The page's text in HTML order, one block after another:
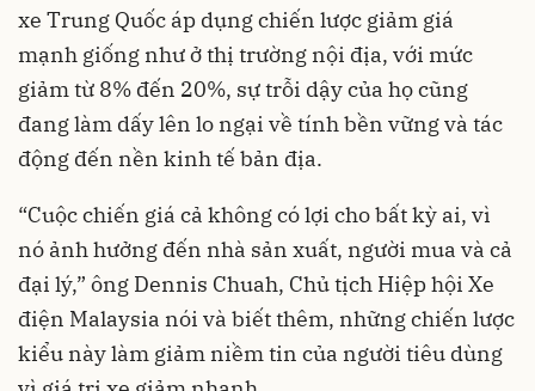
xe Trung Quốc áp dụng chiến lược giảm giá
mạnh giống như ở thị trường nội địa, với mức
giảm từ 8% đến 20%, sự trỗi dậy của họ cũng
đang làm dấy lên lo ngại về tính bền vững và tác
động đến nền kinh tế bản địa.
“Cuộc chiến giá cả không có lợi cho bất kỳ ai, vì
nó ảnh hưởng đến nhà sản xuất, người mua và cả
đại lý,” ông Dennis Chuah, Chủ tịch Hiệp hội Xe
điện Malaysia nói và biết thêm, những chiến lược
kiểu này làm giảm niềm tin của người tiêu dùng